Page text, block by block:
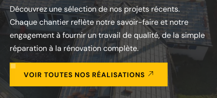
Découvrez une sélection de nos projets récents.
Chaque chantier reflète notre savoir-faire et notre
engagement à fournir un travail de qualité, de la simple
réparation à la rénovation complète.
VOIR TOUTES NOS RÉALISATIONS